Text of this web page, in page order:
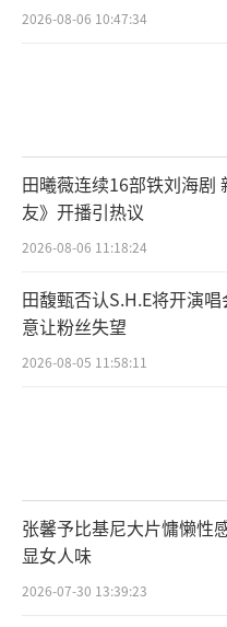
2026-08-06 10:47:34
田曦薇连续16部铁刘海剧
友》开播引热议
2026-08-06 11:18:24
田馥甄否认S.H.E将开演
意让粉丝失望
2026-08-05 11:58:11
张馨予比基尼大片慵懒性
显女人味
2026-07-30 13:39:23